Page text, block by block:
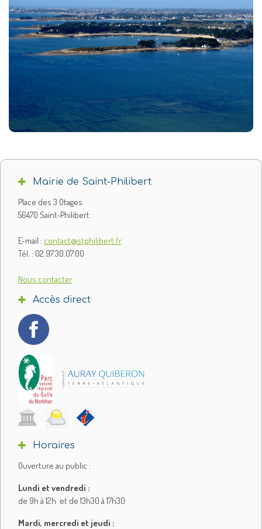
Mairie de Saint-Philibert
Place des 3 Otages
56470 Saint-Philibert
E-mail : contact@stphilibert.fr
Tél. : 02.97.30.07.00
Nous contacter
Accès direct
Horaires
Ouverture au public :
Lundi et vendredi :
de 9h à 12h et de 13h30 à 17h30
Mardi, mercredi et jeudi :